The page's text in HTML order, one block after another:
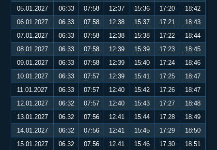
05.01.2027
06:33 07:58 12:37 15:36 17:20
18:42
06.01.2027
06:33 07:58 12:38 15:37 17:21
18:43
07.01.2027
06:33 07:58 12:38 15:38 17:22
18:44
08.01.2027
06:33 07:58 12:39 15:39 17:23
18:45
09.01.2027
06:33 07:58 12:39 15:40 17:24
18:46
10.01.2027
06:33 07:57 12:39 15:41 17:25
18:47
11.01.2027
06:33 07:57 12:40 15:42 17:26
18:47
12.01.2027
06:32 07:57 12:40 15:43 17:27
18:48
13.01.2027
06:32 07:56 12:41 15:44 17:28
18:49
14.01.2027
06:32 07:56 12:41 15:45 17:29
18:50
15.01.2027
06:32 07:56 12:41 15:46 17:30
18:51